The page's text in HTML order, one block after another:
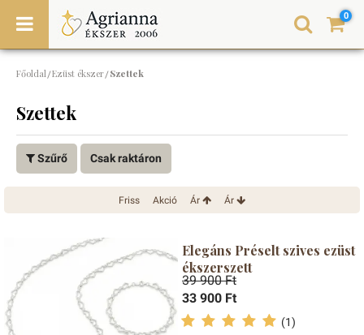
0
Főoldal/Ezüst ékszer/Szettek
Szettek
Szűrő Csak raktáron
Friss Akció Ár Ár
Elegáns Préselt szives ezüst
ékszerszett
39 900 Ft
33 900 Ft
(1)